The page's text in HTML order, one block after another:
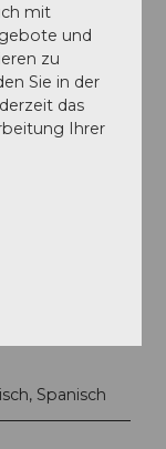
CHF
CHF
950.00 CHF
und
und
nach
Spanisch
mit
und
zu
Sie in der
das
Ihrer